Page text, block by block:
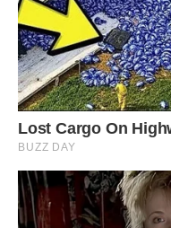
Присипаємо штрудель
Ставимо в розігріту до
до готовності.
Готовий штрудель
пудрою, розрізаємо
столу!
Передрук без